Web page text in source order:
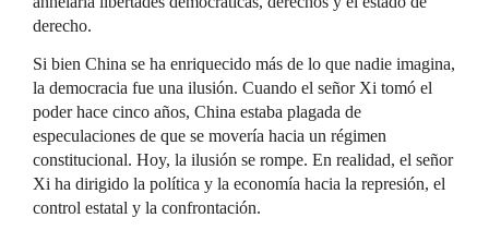
derecho.
Si bien China se ha enriquecido más de lo que nadie imagina,
la democracia fue una ilusión. Cuando el señor Xi tomó el
poder hace cinco años, China estaba plagada de
especulaciones de que se movería hacia un régimen
constitucional. Hoy, la ilusión se rompe. En realidad, el señor
Xi ha dirigido la política y la economía hacia la represión, el
control estatal y la confrontación.